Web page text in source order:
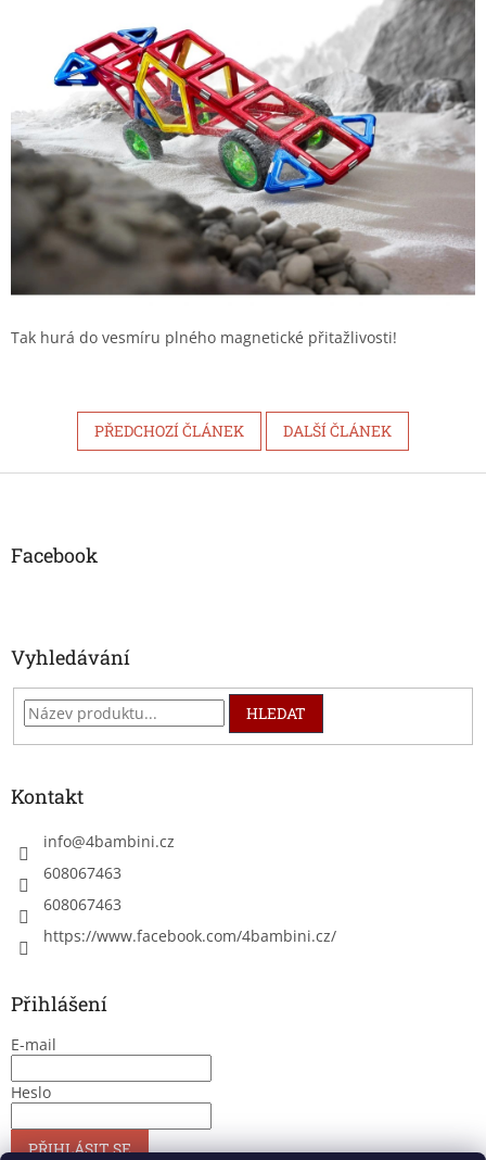
Tak hurá do vesmíru plného magnetické přitažlivosti!
PŘEDCHOZÍ ČLÁNEK DALŠÍ ČLÁNEK
Z
Facebook
Vyhledávání
HLEDAT
Kontakt
info@4bambini.cz
608067463
608067463
https://www.facebook.com/4bambini.cz/
Přihlášení
E-mail
Heslo
PŘIHLÁSIT SE